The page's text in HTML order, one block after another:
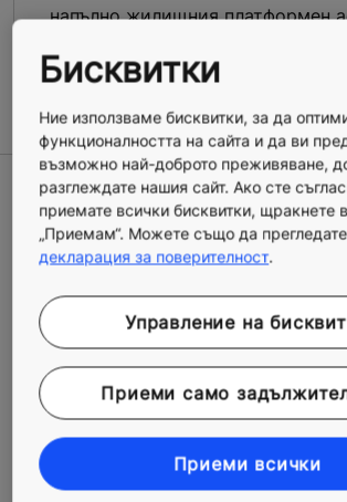
напълно жилищния платформен
дни.
Бисквитки
Ние използваме бисквитки, за да
функционалността на сайта и да ви
възможно най-доброто преживяване,
разглеждате нашия сайт. Ако сте
приемате всички бисквитки, щракнете
„Приемам“. Можете също да
декларация за поверителност.
Управление на
Приеми само
Приеми всички